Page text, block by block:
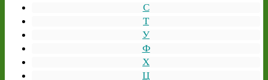
С
Т
У
Ф
Х
Ц